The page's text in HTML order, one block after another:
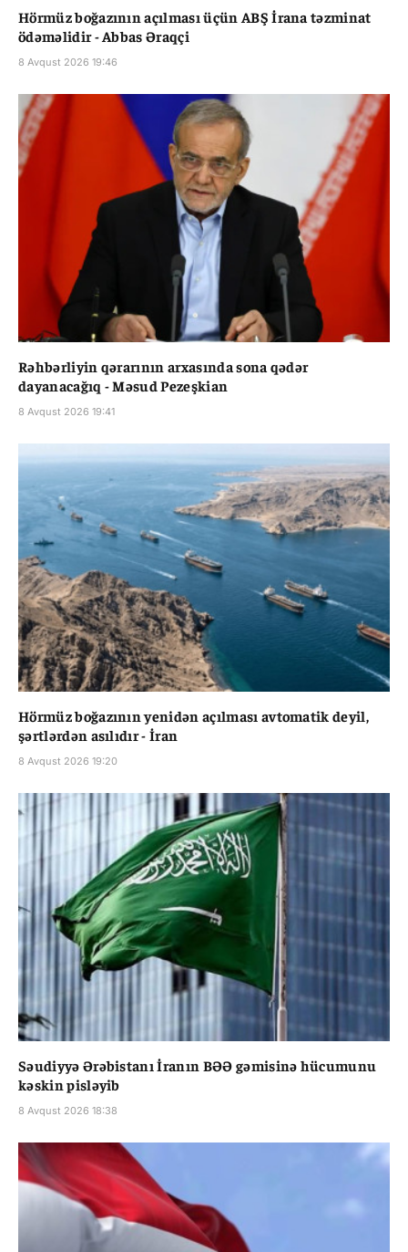
Hörmüz boğazının açılması üçün ABŞ İrana təzminat
ödəməlidir - Abbas Əraqçi
8 Avqust 2026 19:46
Rəhbərliyin qərarının arxasında sona qədər
dayanacağıq - Məsud Pezeşkian
8 Avqust 2026 19:41
Hörmüz boğazının yenidən açılması avtomatik deyil,
şərtlərdən asılıdır - İran
8 Avqust 2026 19:20
Səudiyyə Ərəbistanı İranın BƏƏ gəmisinə hücumunu
kəskin pisləyib
8 Avqust 2026 18:38